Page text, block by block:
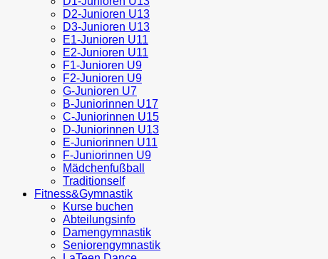
D2-Junioren U13
D3-Junioren U13
E1-Junioren U11
E2-Junioren U11
F1-Junioren U9
F2-Junioren U9
G-Junioren U7
B-Juniorinnen U17
C-Juniorinnen U15
D-Juniorinnen U13
E-Juniorinnen U11
F-Juniorinnen U9
Mädchenfußball
Traditionself
Fitness&Gymnastik
Kurse buchen
Abteilungsinfo
Damengymnastik
Seniorengymnastik